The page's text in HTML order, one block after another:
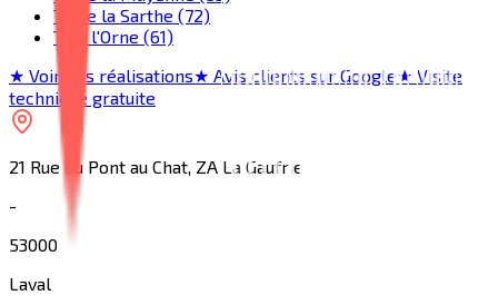
Toute la Sarthe (72)
Tout l'Orne (61)
★ Voir nos réalisations★ Avis clients sur Google★ Visite
technique gratuite
21 Rue du Pont au Chat, ZA La Gaufrie
-
53000
Laval